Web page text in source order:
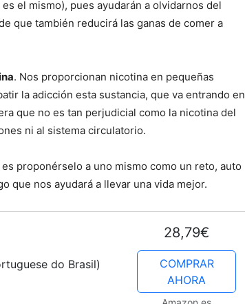
el mismo), pues ayudarán a olvidarnos del
que también reducirá las ganas de comer a
. Nos proporcionan nicotina en pequeñas
la adicción esta sustancia, que va entrando en
que no es tan perjudicial como la nicotina del
ni al sistema circulatorio.
es proponérselo a uno mismo como un reto, auto
que nos ayudará a llevar una vida mejor.
do Brasil)
28,79€
COMPRAR
AHORA